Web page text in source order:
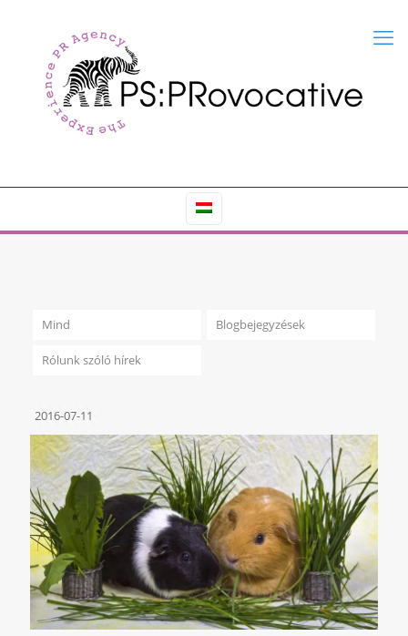
Mind Blogbejegyzések
Rólunk szóló hírek
2016-07-11